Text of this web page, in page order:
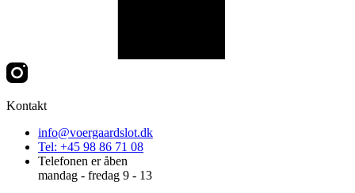
Kontakt
info@voergaardslot.dk
Tel: +45 98 86 71 08
Telefonen er åben
mandag - fredag 9 - 13